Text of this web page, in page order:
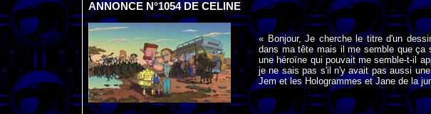
ANNONCE N°1054 DE CELINE
« Bonjour, Je cherche le titre d'un
dans ma tête mais il me semble que
une héroïne qui pouvait me semble-t-il
je ne sais pas s'il n'y avait pas aussi
Jem et les Hologrammes et Jane de la